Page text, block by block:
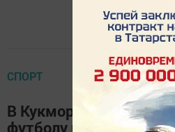
СПОРТ
В Кукморе прошел
футболу памяти